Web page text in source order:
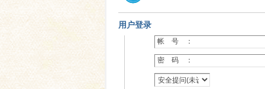
用户登录
帐 号 ：
密 码 ：